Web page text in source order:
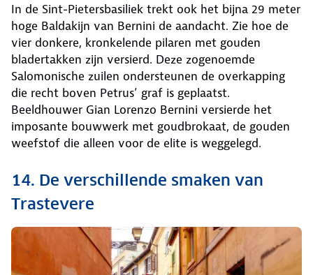
In de Sint-Pietersbasiliek trekt ook het bijna 29 meter
hoge Baldakijn van Bernini de aandacht. Zie hoe de
vier donkere, kronkelende pilaren met gouden
bladertakken zijn versierd. Deze zogenoemde
Salomonische zuilen ondersteunen de overkapping
die recht boven Petrus’ graf is geplaatst.
Beeldhouwer Gian Lorenzo Bernini versierde het
imposante bouwwerk met goudbrokaat, de gouden
weefstof die alleen voor de elite is weggelegd.
14. De verschillende smaken van
Trastevere